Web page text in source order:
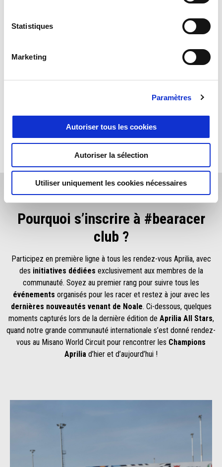
Statistiques
Marketing
Paramètres
Autoriser tous les cookies
Autoriser la sélection
Utiliser uniquement les cookies nécessaires
- Expériences exclusives à l’occasion des événements
Aprilia
Enregistrez au moins une moto Aprilia dans votre profil de la
communauté, recevez la carte numérique #bearacer club et
INSCRIVEZ-VOUS DÈS MAINTENANT
Pourquoi s’inscrire à #bearacer
club ?
Participez en première ligne à tous les rendez-vous Aprilia, avec
des initiatives dédiées exclusivement aux membres de la
communauté. Soyez au premier rang pour suivre tous les
événements organisés pour les racer et restez à jour avec les
dernières nouveautés venant de Noale. Ci-dessous, quelques
moments capturés lors de la dernière édition de Aprilia All Stars,
quand notre grande communauté internationale s’est donné rendez-
vous au Misano World Circuit pour rencontrer les Champions
Aprilia d’hier et d’aujourd’hui !